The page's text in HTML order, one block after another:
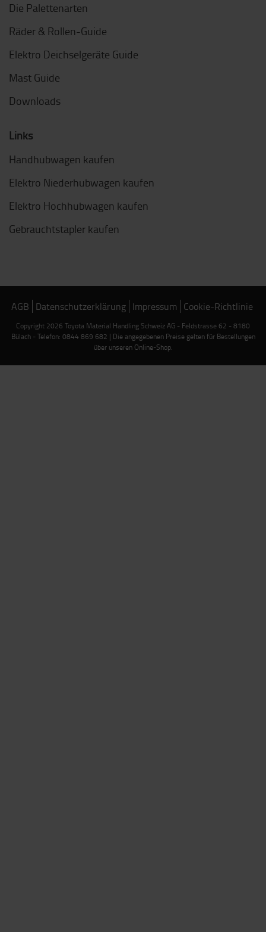
Die Palettenarten
Räder & Rollen-Guide
Elektro Deichselgeräte Guide
Mast Guide
Downloads
Links
Handhubwagen kaufen
Elektro Niederhubwagen kaufen
Elektro Hochhubwagen kaufen
Gebrauchtstapler kaufen
AGB Datenschutzerklärung Impressum Cookie-Richtlinie
Copyright 2026 Toyota Material Handling Schweiz AG - Feldstrasse 62 - 8180
Bülach - Telefon: 0844 869 682 | Die angegebenen Preise gelten für Bestellungen
über unseren Online-Shop.